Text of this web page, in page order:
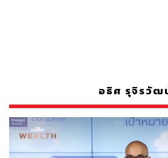
อธิศ รุจิรวัฒ